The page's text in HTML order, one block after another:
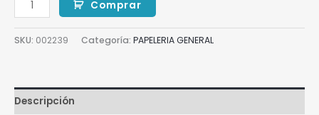
Comprar
SKU: 002239 Categoría: PAPELERIA GENERAL
Descripción